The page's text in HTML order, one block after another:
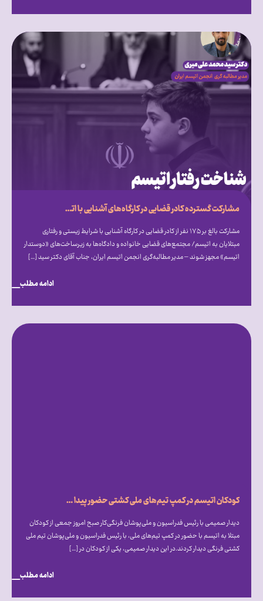
مشارکت گسترده کادر قضایی در کارگاه‌های آشنایی با اتیسم؛ فراخوان انجمن اتیسم برای ایجاد مجتمع‌های قضایی «دوستدار اتیسم»
مشارکت بالغ بر ۱۷۵ نفر از کادر قضایی در کارگاه آشنایی با شرایط زیستی و رفتاری
مبتلایان به اتیسم/ مجتمع‌های قضایی خانواده و دادگاه‌ها به زیرساخت‌های «دوستدار
اتیسم» مجهز شوند – مدیر مطالبه‌گری انجمن اتیسم ایران، جناب آقای دکتر سید […]
ادامه مطلب
کودکان اتیسم در کمپ تیم‌های ملی کشتی حضور پیدا کردند
دیدار صمیمی با رئیس فدراسیون و ملی‌پوشان فرنگی‌کار صبح امروز جمعی از کودکان
مبتلا به اتیسم با حضور در کمپ تیم‌های ملی، با رئیس فدراسیون و ملی‌پوشان تیم ملی
کشتی فرنگی دیدار کردند.در این دیدار صمیمی، یکی از کودکان در […]
ادامه مطلب